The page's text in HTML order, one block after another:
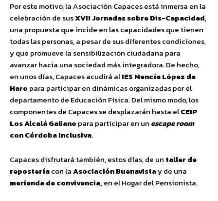
Por este motivo, la Asociación Capaces está inmersa en la
celebración de susXVII Jornadas sobre Dis-Capacidad,
una propuesta que incide en las capacidades que tienen
todas las personas, a pesar de sus diferentes condiciones,
y que promueve la sensibilización ciudadana para
avanzar hacia una sociedad más integradora. De hecho,
en unos días, Capaces acudirá alIES Mencía López de
Haro para participar en dinámicas organizadas por el
departamento de Educación Física. Del mismo modo, los
componentes de Capaces se desplazarán hasta elCEIP
Los Alcalá Galiano para participar en un escape room
con Córdoba Inclusiva.
Capaces disfrutará también, estos días, de un taller de
reposteríacon laAsociación Buenavistay de una
merienda de convivencia,en el Hogar del Pensionista.